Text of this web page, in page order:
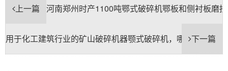
上一篇 河南郑州时产1100吨鄂式破碎机鄂板和侧衬板磨
下一篇
用于化工建筑行业的矿山破碎机器颚式破碎机，哪个厂家的好